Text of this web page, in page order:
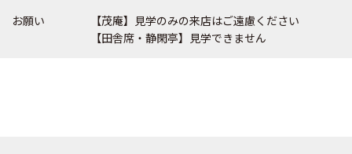
お願い
【茂庵】見学のみの来店はご遠慮ください
【田舎席・静閑亭】見学できません